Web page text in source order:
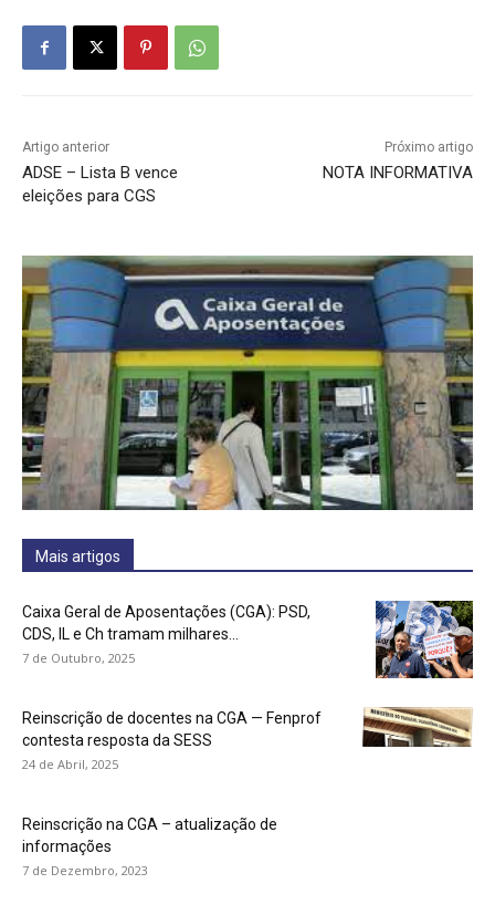
Artigo anterior
ADSE – Lista B vence
eleições para CGS
Próximo artigo
NOTA INFORMATIVA
Mais artigos
Caixa Geral de Aposentações (CGA): PSD,
CDS, IL e Ch tramam milhares...
7 de Outubro, 2025
Reinscrição de docentes na CGA — Fenprof
contesta resposta da SESS
24 de Abril, 2025
Reinscrição na CGA – atualização de
informações
7 de Dezembro, 2023